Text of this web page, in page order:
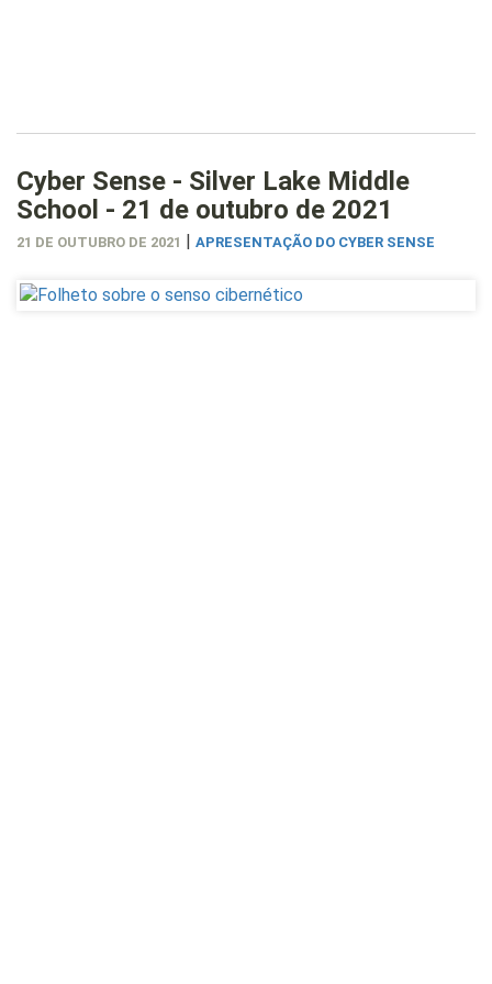
Cyber Sense - Silver Lake Middle
School - 21 de outubro de 2021
21 DE OUTUBRO DE 2021 | APRESENTAÇÃO DO CYBER SENSE